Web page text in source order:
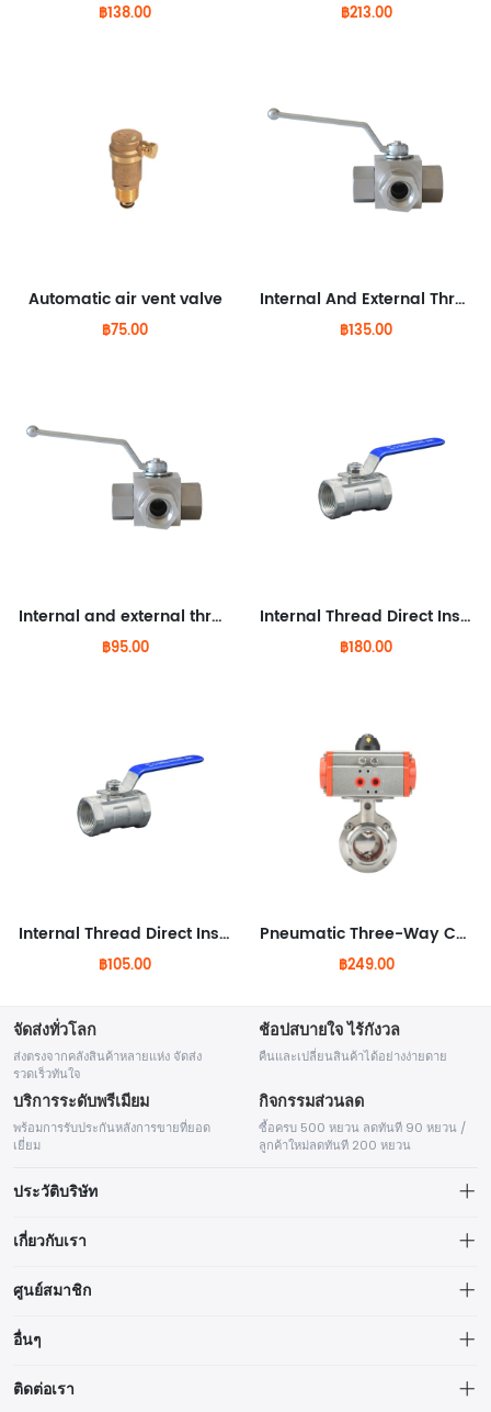
฿138.00 ฿213.00
Automatic air vent valve
฿75.00
Internal And External Thread Stainless Steel Ball Valve
฿135.00
Internal and external thread stainless steel ball valve
฿95.00
Internal Thread Direct Insertion Aluminum Ball Valve
฿180.00
Internal Thread Direct Insertion Aluminum Ball Valve
฿105.00
Pneumatic Three-Way Conversion Valve
฿249.00
จัดส่งทั่วโลก
ส่งตรงจากคลังสินค้าหลายแห่ง จัดส่ง
รวดเร็วทันใจ
ช้อปสบายใจ ไร้กังวล
คืนและเปลี่ยนสินค้าได้อย่างง่ายดาย
บริการระดับพรีเมียม
พร้อมการรับประกันหลังการขายที่ยอด
เยี่ยม
กิจกรรมส่วนลด
ซื้อครบ 500 หยวน ลดทันที 90 หยวน /
ลูกค้าใหม่ลดทันที 200 หยวน
ประวัติบริษัท
บริษัทก่อตั้งขึ้นในปี 2001 (รหัสหุ้น: 870762) ตลอดระยะเวลากว่า 20 ปีที่ผ่าน
ควบคุม เราได้สร้างระบบนิเวศความร่วมมือระยะยาวร่วมกับพันธมิตรชั้นนำใน
อุตสาหกรรม โดยมีเครือข่ายธุรกิจครอบคลุมกว่า 50+ ประเทศและภูมิภาคทั่ว
เกี่ยวกับเรา
ข้อมูลการจัดส่ง
คำสั่งซื้อของฉัน
ศูนย์สมาชิก
ศูนย์ส่วนบุคคล
อื่นๆ
รายชื่อแบรนด์
ติดต่อเรา